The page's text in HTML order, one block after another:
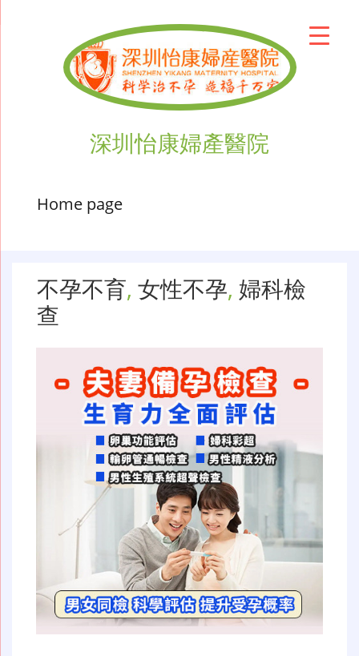
深圳怡康婦產醫院
Home page
不孕不育, 女性不孕, 婦科檢
查